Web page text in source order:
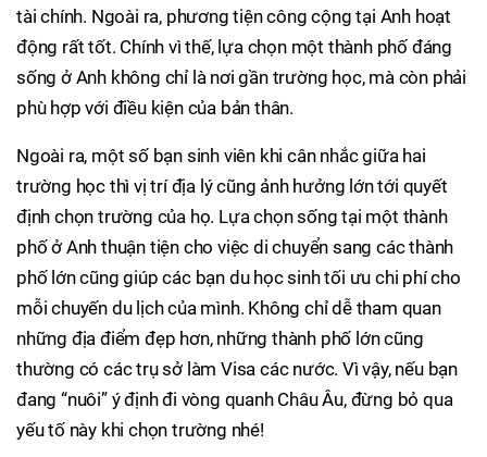
tài chính. Ngoài ra, phương tiện công cộng tại Anh hoạt
động rất tốt. Chính vì thế, lựa chọn một thành phố đáng
sống ở Anh không chỉ là nơi gần trường học, mà còn phải
phù hợp với điều kiện của bản thân.
Ngoài ra, một số bạn sinh viên khi cân nhắc giữa hai
trường học thì vị trí địa lý cũng ảnh hưởng lớn tới quyết
định chọn trường của họ. Lựa chọn sống tại một thành
phố ở Anh thuận tiện cho việc di chuyển sang các thành
phố lớn cũng giúp các bạn du học sinh tối ưu chi phí cho
mỗi chuyến du lịch của mình. Không chỉ dễ tham quan
những địa điểm đẹp hơn, những thành phố lớn cũng
thường có các trụ sở làm Visa các nước. Vì vậy, nếu bạn
đang “nuôi” ý định đi vòng quanh Châu Âu, đừng bỏ qua
yếu tố này khi chọn trường nhé!